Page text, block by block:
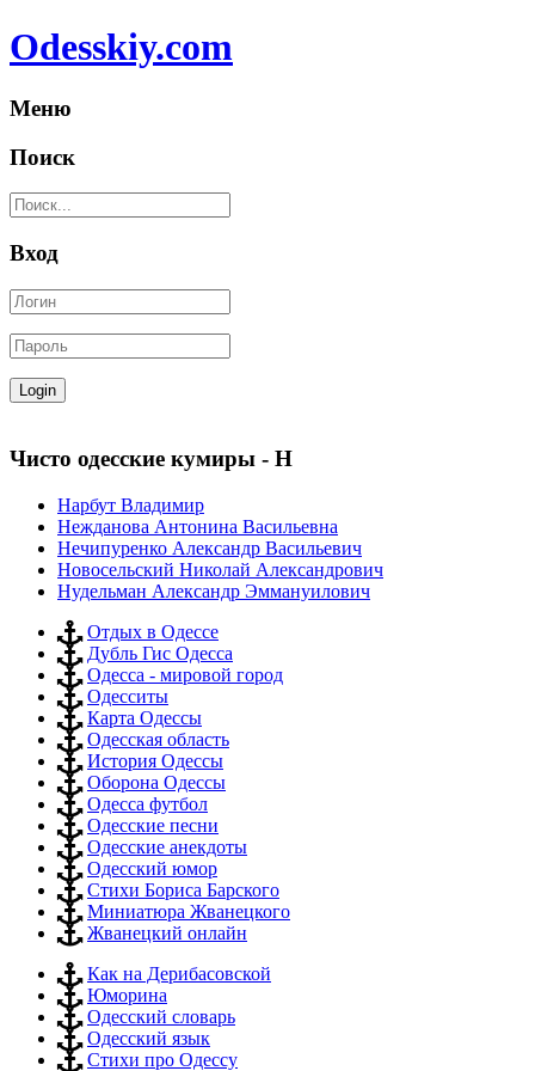
Odesskiy.com
Меню
Поиск
Вход
Чисто одесские кумиры - Н
Нарбут Владимир
Нежданова Антонина Васильевна
Нечипуренко Александр Васильевич
Новосельский Николай Александрович
Нудельман Александр Эммануилович
Отдых в Одессе
Дубль Гис Одесса
Одесса - мировой город
Одесситы
Карта Одессы
Одесская область
История Одессы
Оборона Одессы
Одесса футбол
Одесские песни
Одесские анекдоты
Одесский юмор
Стихи Бориса Барского
Миниатюра Жванецкого
Жванецкий онлайн
Как на Дерибасовской
Юморина
Одесский словарь
Одесский язык
Стихи про Одессу